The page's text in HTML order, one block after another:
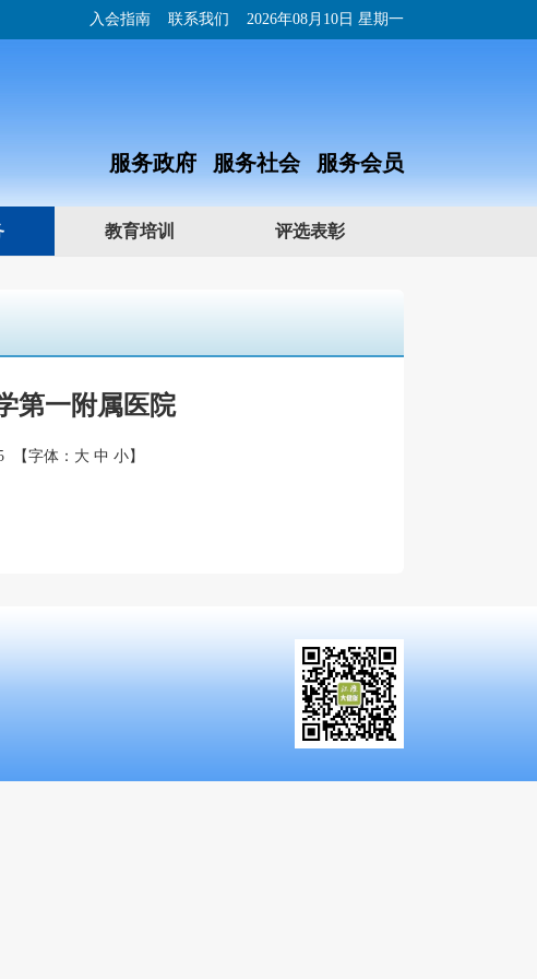
入会指南 联系我们 2026年08月10日 星期一
服务政府 服务社会 服务会员
教育培训 评选表彰
第一附属医院
【字体： 大 中 小】